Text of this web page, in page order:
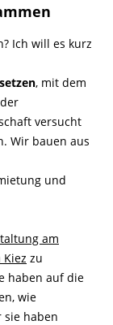
Ich will es kurz
, mit dem
versucht
Wir bauen aus
und
am
zu
haben auf die
wie
sie haben